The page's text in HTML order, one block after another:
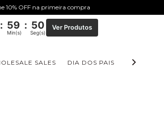
10% OFF na primeira compra
: 59 : 50
Min(s) Seg(s)
Ver Produtos
SALES DIA DOS PAIS